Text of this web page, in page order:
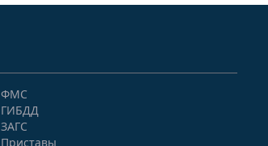
ФМС
ГИБДД
ЗАГС
Приставы